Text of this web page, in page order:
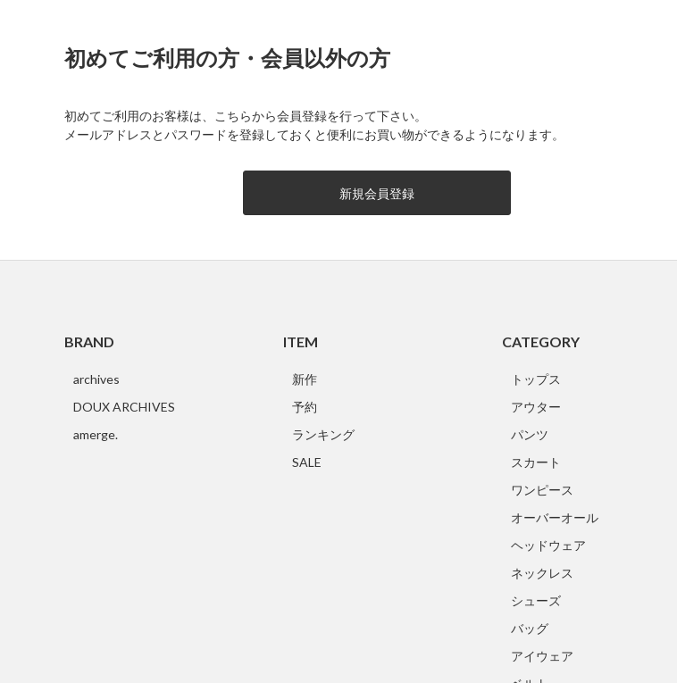
初めてご利用の方・会員以外の方
初めてご利用のお客様は、こちらから会員登録を行って下さい。
メールアドレスとパスワードを登録しておくと便利にお買い物ができるようになります。
BRAND
archives
DOUX ARCHIVES
amerge.
ITEM
新作
予約
ランキング
SALE
CATEGORY
トップス
アウター
パンツ
スカート
ワンピース
オーバーオール
ヘッドウェア
ネックレス
シューズ
バッグ
アイウェア